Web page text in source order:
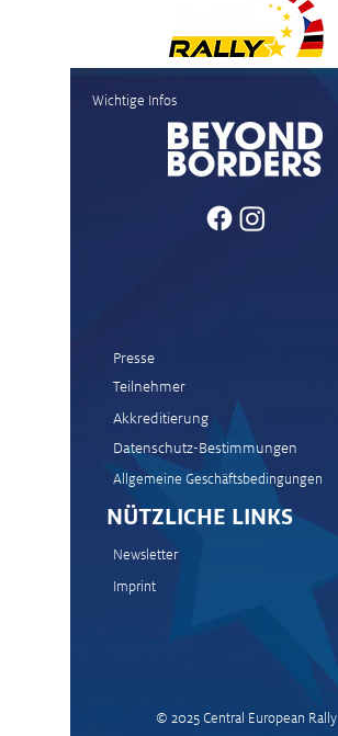
Wichtige Infos
Presse
Teilnehmer
Akkreditierung
Datenschutz-Bestimmungen
Allgemeine Geschäftsbedingungen
NÜTZLICHE LINKS
Newsletter
Imprint
© 2025Central European Rally